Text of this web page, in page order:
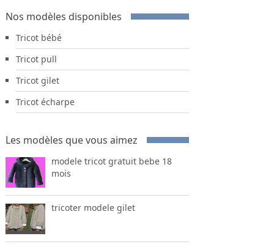
Nos modèles disponibles
Tricot bébé
Tricot pull
Tricot gilet
Tricot écharpe
Les modèles que vous aimez
modele tricot gratuit bebe 18
mois
tricoter modele gilet